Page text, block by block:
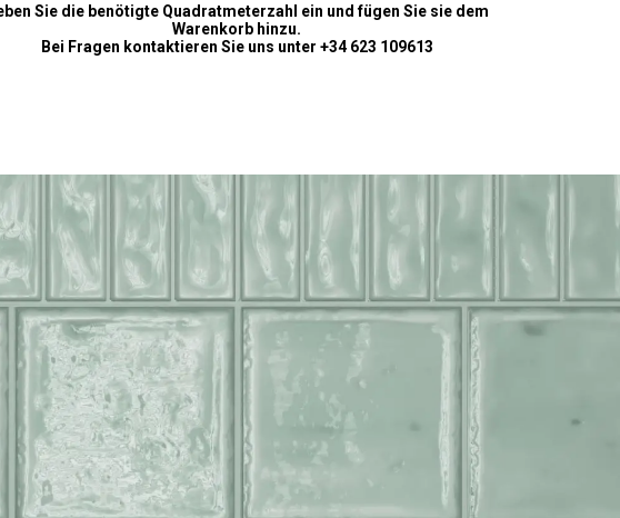
Sie die benötigte Quadratmeterzahl ein und fügen Sie sie dem
Warenkorb hinzu.
Bei Fragen kontaktieren Sie uns unter +34 623 109613